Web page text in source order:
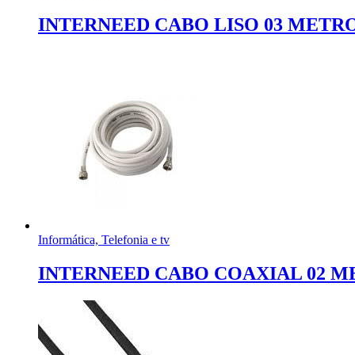
INTERNEED CABO LISO 03
Informática, Telefonia e tv
INTERNEED CABO COAXIAL 02